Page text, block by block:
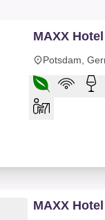
MAXX
Potsdam,
MAXX